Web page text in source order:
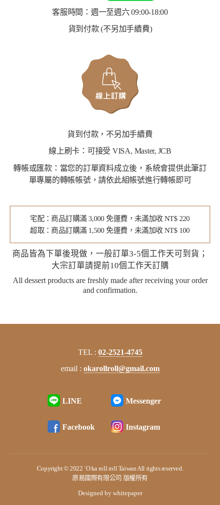
客服時間：週一至週六 09:00-18:00
貨到付款 (不另加手續費)
貨到付款，不另加手續費
線上刷卡：可接受 VISA, Master, JCB
轉帳或匯款：當您的訂單資料成立後，系統會提供此筆訂
單專屬的轉帳帳號，請依此組帳號進行轉帳即可
宅配：商品訂購滿 3,000 免運費，未滿加收 NT$ 220
超取：商品訂購滿 1,500 免運費，未滿加收 NT$ 100
商品皆為下單後現做，一般訂單3-5個工作天可到貨；
大宗訂單請提前10個工作天訂購
All dessert products are freshly made after receiving your order
and confirmation.
TEL : 02-2521-4745
email : okarollroll@gmail.com
LINE Messenger
Facebook Instagram
Copyright © 2022 `O ka roll roll Taiwan All rights reserved.
原易國際有限公司 版權所有
Designed by whitepaper